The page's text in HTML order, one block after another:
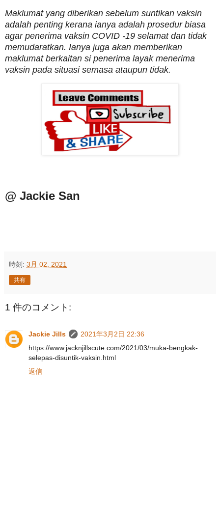
Maklumat yang diberikan sebelum suntikan vaksin
adalah penting kerana ianya adalah prosedur biasa
agar penerima vaksin COVID -19 selamat dan tidak
memudaratkan. Ianya juga akan memberikan
maklumat berkaitan si penerima layak menerima
vaksin pada situasi semasa ataupun tidak.
@ Jackie San
時刻: 3月 02, 2021
共有
1 件のコメント:
Jackie Jills
2021年3月2日 22:36
https://www.jacknjillscute.com/2021/03/muka-bengkak-
selepas-disuntik-vaksin.html
返信